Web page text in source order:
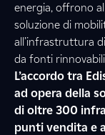
energia, offrono
soluzione di
all’infrastruttura
da fonti
L’accordo tra
ad opera della
di oltre 300
punti vendita e